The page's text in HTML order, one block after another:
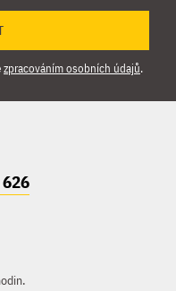
zpracováním osobních údajů.